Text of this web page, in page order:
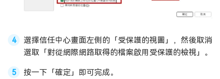
選擇信任中心畫面左側的「受保護的視圖」，然後取消
選取「對從網際網路取得的檔案啟用受保護的檢視」。
按一下「確定」即可完成。